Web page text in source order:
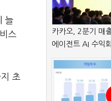
늘
스
초
카카오, 2분기 매
에이전트 AI 수익